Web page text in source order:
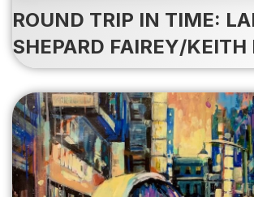
ROUND TRIP IN TIME:
SHEPARD FAIREY/KEITH